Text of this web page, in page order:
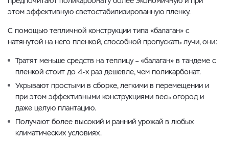
этом эффективную светостабилизированную пленку.
С помощью тепличной конструкции типа «балаган» с
натянутой на него пленкой, способной пропускать лучи, они:
Тратят меньше средств на теплицу – «балаган» в тандеме с
пленкой стоит до 4-х раз дешевле, чем поликарбонат.
Укрывают простыми в сборке, легкими в перемещении и
при этом эффективными конструкциями весь огород и
даже целую плантацию.
Получают более высокий и ранний урожай в любых
климатических условиях.